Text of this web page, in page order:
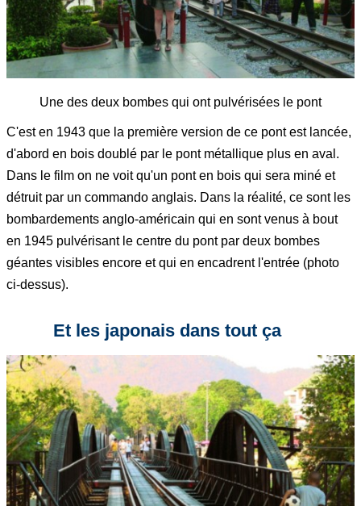
Une des deux bombes qui ont pulvérisées le pont
C'est en 1943 que la première version de ce pont est lancée,
d'abord en bois doublé par le pont métallique plus en aval.
Dans le film on ne voit qu'un pont en bois qui sera miné et
détruit par un commando anglais. Dans la réalité, ce sont les
bombardements anglo-américain qui en sont venus à bout
en 1945 pulvérisant le centre du pont par deux bombes
géantes visibles encore et qui en encadrent l'entrée (photo
ci-dessus).
Et les japonais dans tout ça